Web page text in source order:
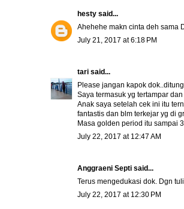
hesty said...
Ahehehe makn cinta deh sama
July 21, 2017 at 6:18 PM
tari said...
Please jangan kapok
Saya termasuk yg tertampar
Anak saya setelah cek ini itu
fantastis dan blm terkejar yg di
Masa golden period itu sampai
July 22, 2017 at 12:47 AM
Anggraeni Septi said...
Terus mengedukasi dok. Dgn
July 22, 2017 at 12:30 PM